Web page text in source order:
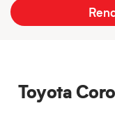
Fermé :
Toyota